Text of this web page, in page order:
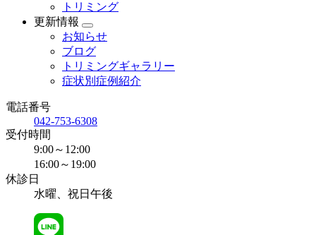
トリミング
更新情報
お知らせ
ブログ
トリミングギャラリー
症状別症例紹介
電話番号
042-753-6308
受付時間
9:00～12:00
16:00～19:00
休診日
水曜、祝日午後